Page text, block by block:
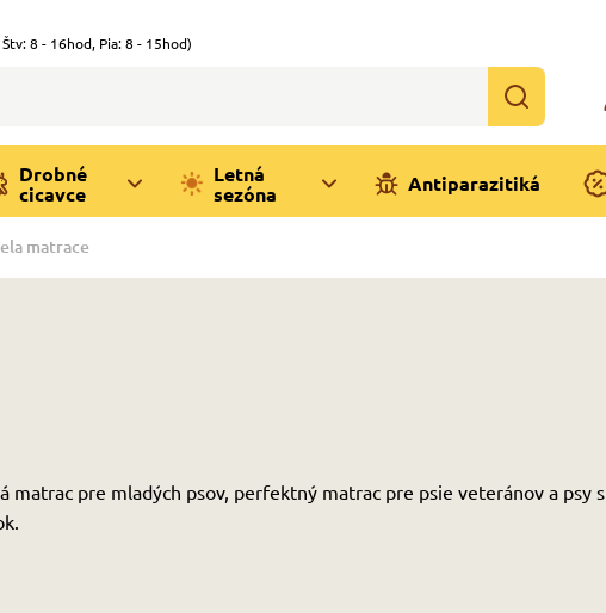
Štv: 8 - 16hod, Pia: 8 - 15hod)
Drobné
cicavce
Letná
sezóna
Antiparazitiká
matrace
matrac pre mladých psov, perfektný matrac pre psie veteránov a psy s